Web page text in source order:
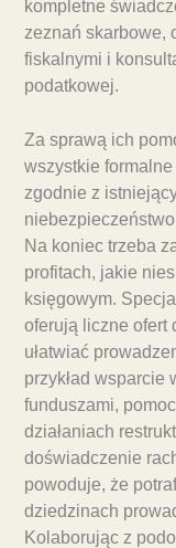
kompletne
zeznań skarbowe,
fiskalnymi i
podatkowej.
Za sprawą ich
wszystkie
zgodnie z
Na koniec trzeba
profitach, jakie
księgowym.
oferują liczne ofert
ułatwiać
przykład wsparcie
funduszami,
działaniach
doświadczenie
powoduje, że
dziedzinach
Kolaborując z